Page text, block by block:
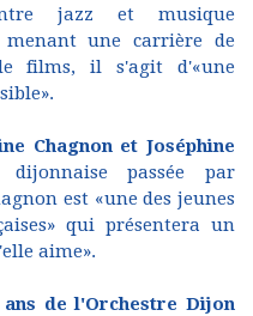
jazz et musique
menant une carrière de
films, il s'agit d'«une
Chagnon et Joséphine
dijonnaise passée par
est «une des jeunes
qui présentera un
aime».
de l'Orchestre Dijon